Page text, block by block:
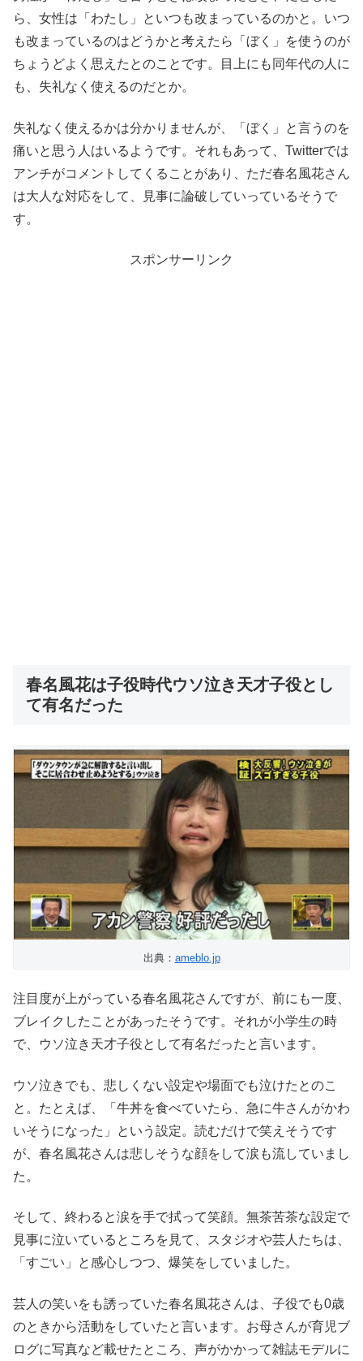
ら、女性は「わたし」といつも改まっているのかと。いつ
も改まっているのはどうかと考えたら「ぼく」を使うのが
ちょうどよく思えたとのことです。目上にも同年代の人に
も、失礼なく使えるのだとか。
失礼なく使えるかは分かりませんが、「ぼく」と言うのを
痛いと思う人はいるようです。それもあって、Twitterでは
アンチがコメントしてくることがあり、ただ春名風花さん
は大人な対応をして、見事に論破していっているそうで
す。
スポンサーリンク
春名風花は子役時代ウソ泣き天才子役とし
て有名だった
出典： ameblo.jp
注目度が上がっている春名風花さんですが、前にも一度、
ブレイクしたことがあったそうです。それが小学生の時
で、ウソ泣き天才子役として有名だったと言います。
ウソ泣きでも、悲しくない設定や場面でも泣けたとのこ
と。たとえば、「牛丼を食べていたら、急に牛さんがかわ
いそうになった」という設定。読むだけで笑えそうです
が、春名風花さんは悲しそうな顔をして涙も流していまし
た。
そして、終わると涙を手で拭って笑顔。無茶苦茶な設定で
見事に泣いているところを見て、スタジオや芸人たちは、
「すごい」と感心しつつ、爆笑をしていました。
芸人の笑いをも誘っていた春名風花さんは、子役でも0歳
のときから活動をしていたと言います。お母さんが育児ブ
ログに写真など載せたところ、声がかかって雑誌モデルに